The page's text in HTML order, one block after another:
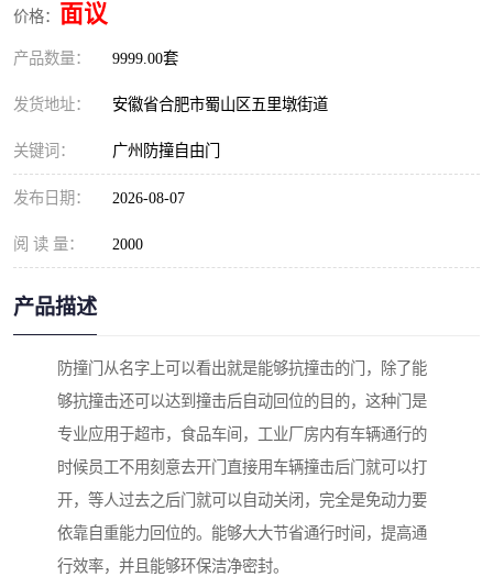
价格： 面议
产品数量： 9999.00套
发货地址： 安徽省合肥市蜀山区五里墩街道
关键词： 广州防撞自由门
发布日期： 2026-08-07
阅 读 量： 2000
产品描述
防撞门从名字上可以看出就是能够抗撞击的门，除了能
够抗撞击还可以达到撞击后自动回位的目的，这种门是
专业应用于超市，食品车间，工业厂房内有车辆通行的
时候员工不用刻意去开门直接用车辆撞击后门就可以打
开，等人过去之后门就可以自动关闭，完全是免动力要
依靠自重能力回位的。能够大大节省通行时间，提高通
行效率，并且能够环保洁净密封。